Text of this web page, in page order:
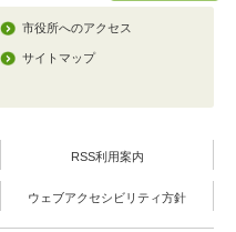
市役所へのアクセス
サイトマップ
RSS利用案内
ウェブアクセシビリティ方針